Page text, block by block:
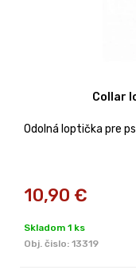
Collar
Odolná loptička pre
10,90 €
Skladom 1 ks
Obj. čislo: 13319